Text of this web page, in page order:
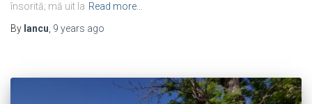
însorită; mă uit la Read more…
By Iancu, 9 years ago